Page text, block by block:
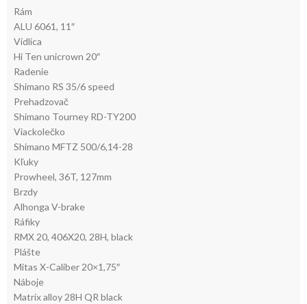
Rám
ALU 6061, 11″
Vidlica
Hi Ten unicrown 20″
Radenie
Shimano RS 35/6 speed
Prehadzovač
Shimano Tourney RD-TY200
Viackolečko
Shimano MFTZ 500/6,14-28
Kľuky
Prowheel, 36T, 127mm
Brzdy
Alhonga V-brake
Ráfiky
RMX 20, 406X20, 28H, black
Plášte
Mitas X-Caliber 20×1,75″
Náboje
Matrix alloy 28H QR black